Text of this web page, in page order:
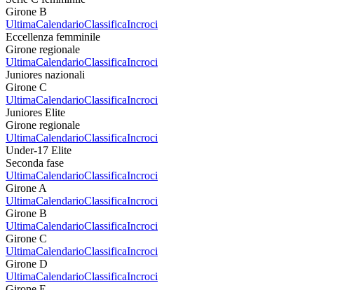
Girone B
UltimaCalendarioClassificaIncroci
Eccellenza femminile
Girone regionale
UltimaCalendarioClassificaIncroci
Juniores nazionali
Girone C
UltimaCalendarioClassificaIncroci
Juniores Elite
Girone regionale
UltimaCalendarioClassificaIncroci
Under-17 Elite
Seconda fase
UltimaCalendarioClassificaIncroci
Girone A
UltimaCalendarioClassificaIncroci
Girone B
UltimaCalendarioClassificaIncroci
Girone C
UltimaCalendarioClassificaIncroci
Girone D
UltimaCalendarioClassificaIncroci